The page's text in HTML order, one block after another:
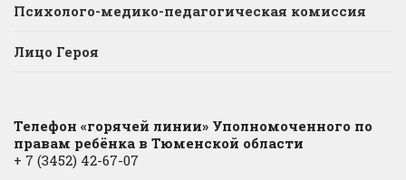
Психолого-медико-педагогическая комиссия
Лицо Героя
Телефон «горячей линии» Уполномоченного по
правам ребёнка в Тюменской области
+ 7 (3452) 42-67-07